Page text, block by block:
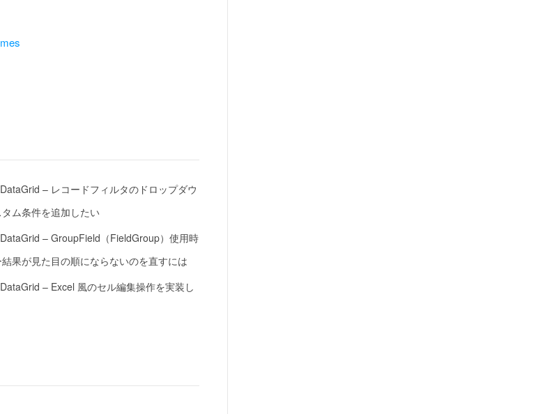
– レコードフィルタのドロップダウ
ム条件を追加したい
– GroupField（FieldGroup）使用時
果が見た目の順にならないのを直すには
– Excel 風のセル編集操作を実装し